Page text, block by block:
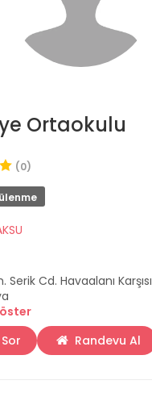
Ortaokulu
(0)
Cd. Havaalanı Karşısı
Randevu Al